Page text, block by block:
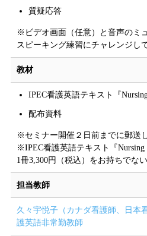
質疑応答
※ビデオ画面（任意）と音声のミ
スピーキング練習にチャレンジし
教材
IPEC看護英語テキスト『
配布資料
※セミナー開催２日前までに郵送し
※IPEC看護英語テキスト『
1冊3,300円（税込）をお持ちでな
担当教師
久々宇悦子（カナダ看護師、日
護英語非常勤教師